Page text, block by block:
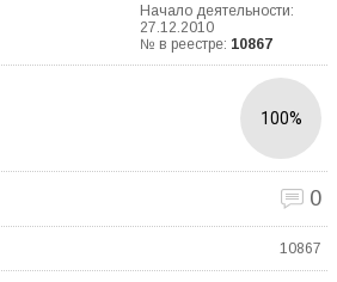
Начало деятельности:
27.12.2010
№ в реестре: 10867
100%
0
10867